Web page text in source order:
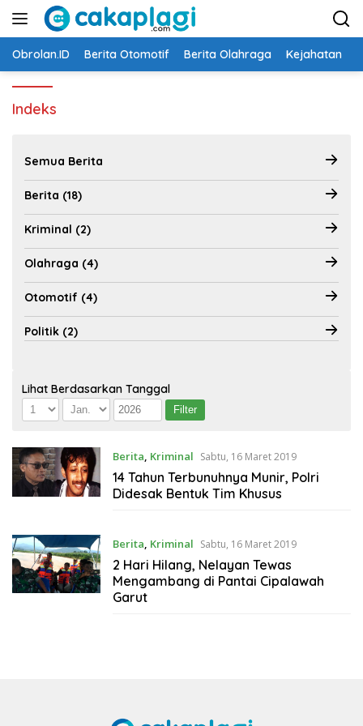
Langsung
Obrolan.ID Berita Otomotif Berita Olahraga Kejahatan
Indeks
Semua Berita
Berita (18)
Kriminal (2)
Olahraga (4)
Otomotif (4)
Politik (2)
Lihat Berdasarkan Tanggal
Berita, Kriminal Sabtu, 16 Maret 2019
14 Tahun Terbunuhnya Munir, Polri
Didesak Bentuk Tim Khusus
Berita, Kriminal Sabtu, 16 Maret 2019
2 Hari Hilang, Nelayan Tewas
Mengambang di Pantai Cipalawah
Garut